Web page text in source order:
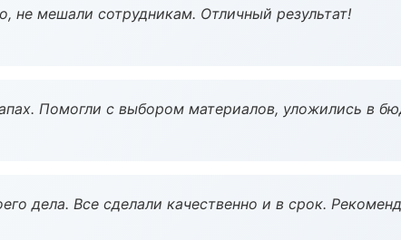
не мешали сотрудникам. Отличный результат!
Помогли с выбором материалов, уложились в
дела. Все сделали качественно и в срок.